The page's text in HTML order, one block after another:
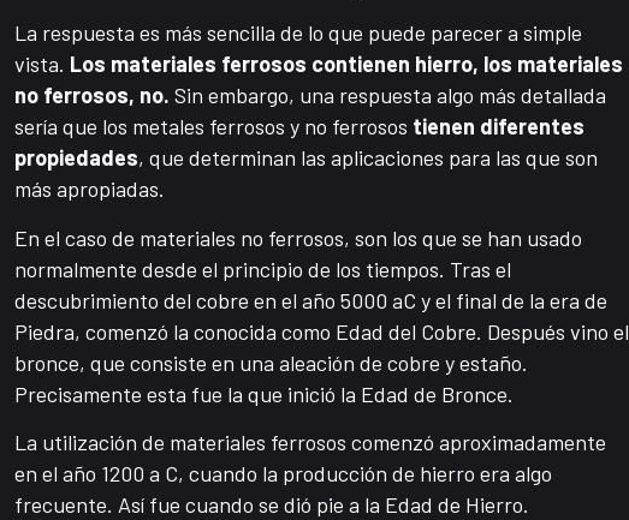
La respuesta es más sencilla de lo que puede parecer a simple
vista. Los materiales ferrosos contienen hierro, los materiales
no ferrosos, no. Sin embargo, una respuesta algo más detallada
sería que los metales ferrosos y no ferrosos tienen diferentes
propiedades, que determinan las aplicaciones para las que son
más apropiadas.
En el caso de materiales no ferrosos, son los que se han usado
normalmente desde el principio de los tiempos. Tras el
descubrimiento del cobre en el año 5000 aC y el final de la era de
Piedra, comenzó la conocida como Edad del Cobre. Después vino el
bronce, que consiste en una aleación de cobre y estaño.
Precisamente esta fue la que inició la Edad de Bronce.
La utilización de materiales ferrosos comenzó aproximadamente
en el año 1200 a C, cuando la producción de hierro era algo
frecuente. Así fue cuando se dió pie a la Edad de Hierro.